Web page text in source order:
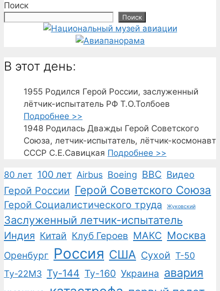
Поиск
Поиск
В этот день:
1955 Родился Герой России, заслуженный
лётчик-испытатель РФ Т.О.Толбоев
Подробнее >>
1948 Родилась Дважды Герой Советского
Союза, летчик-испытатель, лётчик-космонавт
СССР С.Е.Савицкая Подробнее >>
80 лет 100 лет Airbus Boeing ВВС Видео
Герой России Герой Советского Союза
Герой Социалистического труда Жуковский
Заслуженный летчик-испытатель
Индия Китай Клуб Героев МАКС Москва
Оренбург Россия США Сухой Т-50
Ту-22М3 Ту-144 Ту-160 Украина авария